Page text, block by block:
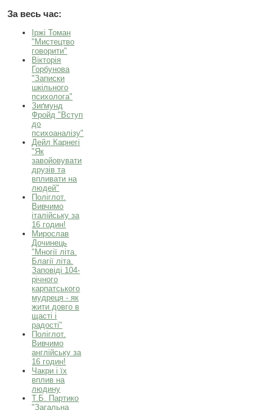
За весь час:
Іржі Томан
"Мистецтво
говорити"
Вікторія
Горбунова
"Записки
шкільного
психолога"
Зиґмунд
Фройд "Вступ
до
психоаналізу"
Дейл Карнегі
"Як
завойовувати
друзів та
впливати на
людей"
Поліглот.
Вивчимо
італійську за
16 годин!
Мирослав
Дочинець
"Многії літа.
Благії літа.
Заповіді 104-
річного
карпатського
мудреця - як
жити довго в
щасті і
радості"
Поліглот.
Вивчимо
англійську за
16 годин!
Чакри і їх
вплив на
людину
Т.Б. Партико
"Загальна